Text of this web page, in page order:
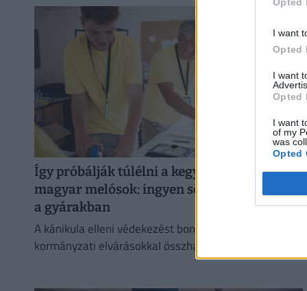
I want
Opted
I want
Opted
I want
of my
was
Opted
Így próbálják túlélni a kegyetlen hőséget a
magyar melósok: ingyen sör és jégkrém jár
a gyárakban
A kánikula elleni védekezést bonyolítja, hogy a
kormányzati elvárásokkal összhangban a cégeknek az
energiafogyasztásukat is mérsékelniük kell.